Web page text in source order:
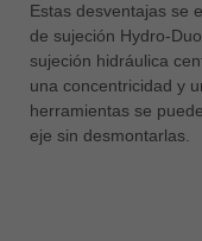
中
ป
ไทย
Estas desventajas se
de sujeción Hydro-
sujeción hidráulica
una concentricidad y
herramientas se
eje sin desmontarlas.